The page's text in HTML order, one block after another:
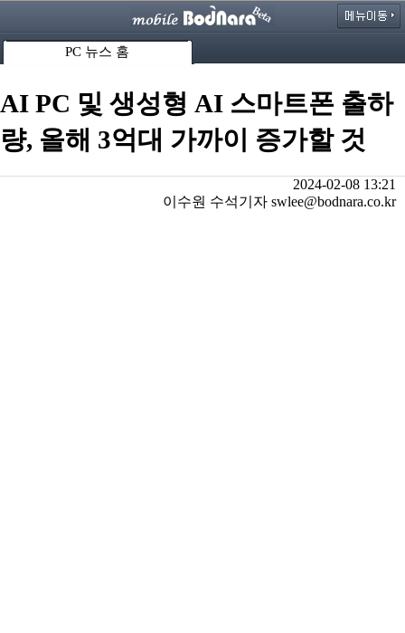
PC 뉴스 홈
AI PC 및 생성형 AI 스마트폰 출하
량, 올해 3억대 가까이 증가할 것
2024-02-08 13:21
이수원 수석기자 swlee@bodnara.co.kr